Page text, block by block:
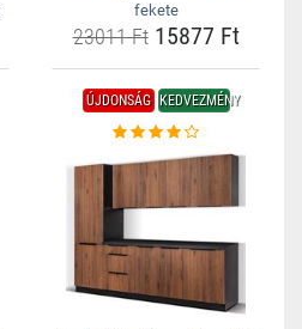
fekete
23011 Ft15877 Ft
ÚJDONSÁG KEDVEZMÉNY